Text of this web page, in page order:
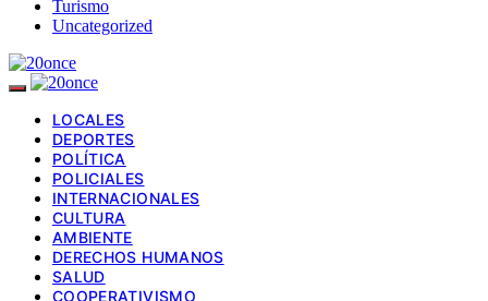
Turismo
Uncategorized
LOCALES
DEPORTES
POLÍTICA
POLICIALES
INTERNACIONALES
CULTURA
AMBIENTE
DERECHOS HUMANOS
SALUD
COOPERATIVISMO